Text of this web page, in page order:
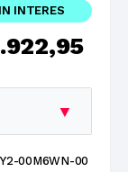
INTERES
▼
Total
00M6WN-00